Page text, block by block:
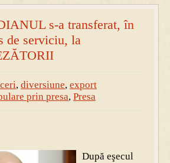
s-a transferat, în
de serviciu, la
, diversiune, export
prin presa, Presa
După eşecul